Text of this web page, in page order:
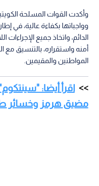
وأكدت القوات المسلحة
وواجباتها بكفاءة عالية، في
الدائم، واتخاذ جميع
أمنه واستقراره، بالتنسيق
المواطنين والمقيمين.
مضيق هرمز وخسائر